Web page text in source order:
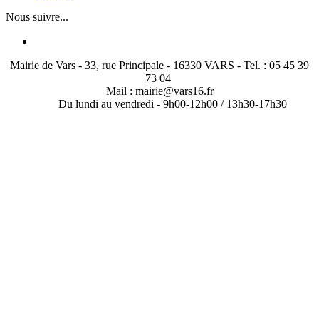
Nous suivre...
Mairie de Vars - 33, rue Principale - 16330 VARS - Tel. : 05 45 39
73 04
Mail : mairie@vars16.fr
Du lundi au vendredi - 9h00-12h00 / 13h30-17h30